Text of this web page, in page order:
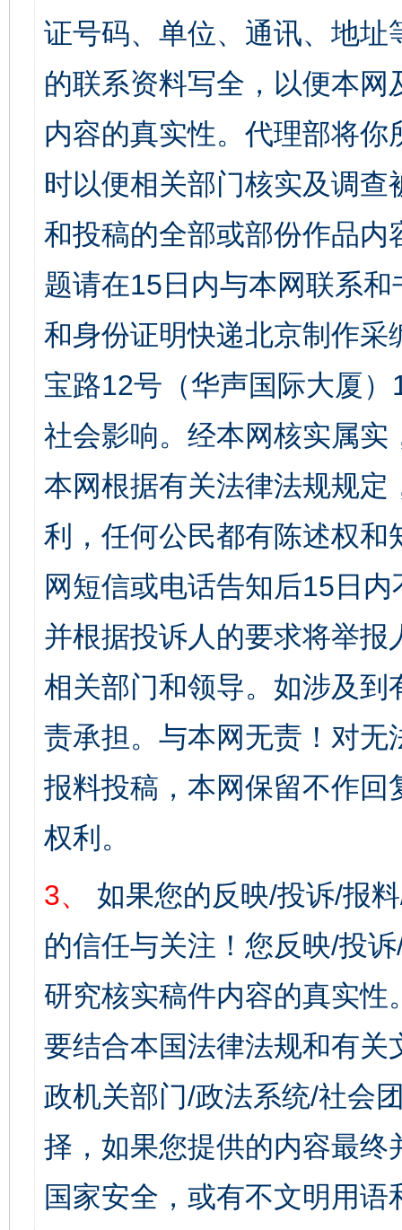
证号码、单位、通讯、地
的联系资料写全，以便本
内容的真实性。代理部将
时以便相关部门核实及调
和投稿的全部或部份作品
题请在15日内与本网联系
和身份证明快递北京制作
宝路12号（华声国际大厦
社会影响。经本网核实属
本网根据有关法律法规规
利，任何公民都有陈述权
网短信或电话告知后15日
并根据投诉人的要求将举
相关部门和领导。如涉及
责承担。与本网无责！对
报料投稿，本网保留不作
权利。
3、
如果您的反映/投诉/报
的信任与关注！您反映/投
研究核实稿件内容的真实
要结合本国法律法规和有关
政机关部门/政法系统/社会
择，如果您提供的内容最
国家安全，或有不文明用